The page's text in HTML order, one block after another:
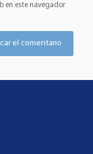
en este navegador